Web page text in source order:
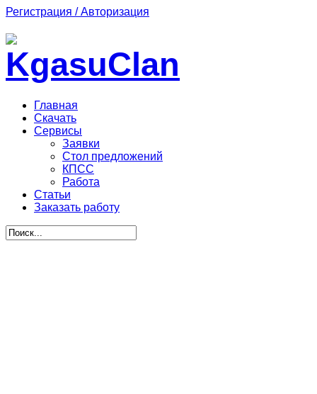
Регистрация / Авторизация
Главная
Скачать
Сервисы
Заявки
Стол предложений
КПСС
Работа
Статьи
Заказать работу